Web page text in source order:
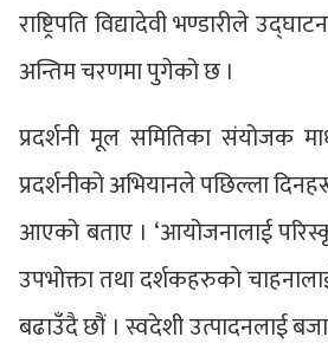
राष्ट्रिपति विद्यादेवी भण्डारीले
अन्तिम चरणमा पुगेको छ ।
प्रदर्शनी मूल समितिका संयोजक
प्रदर्शनीको अभियानले पछिल्ला
आएको बताए । ‘आयोजनालाई
उपभोक्ता तथा दर्शकहरुको
बढाउँदै छौं । स्वदेशी उत्पादनलाई